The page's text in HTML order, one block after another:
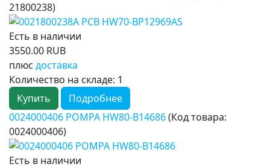
21800238)
Есть в наличии
3550.00 RUB
плюс доставка
Количество на складе: 1
Купить
Подробнее
0024000406 POMPA HW80-B14686(Код товара:
0024000406)
Есть в наличии